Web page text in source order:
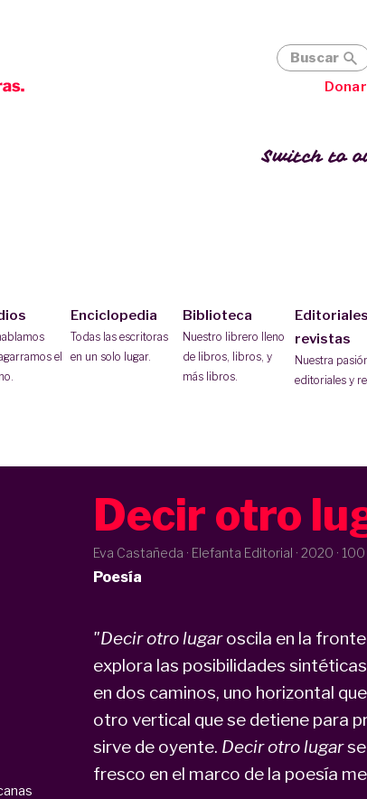
Switch to
el
Enciclopedia
Todas las escritoras
en un solo lugar.
Biblioteca
Nuestro librero lleno
de libros, libros, y
más libros.
revistas
Nuestra
editoriales y
Buscar
Donar
Decir otro
Eva Castañeda · Elefanta Editorial · 2020 ·
Poesía
"Decir otro lugaroscila en la
explora las posibilidades
en dos caminos, uno horizontal
otro vertical que se detiene para
sirve de oyente. Decir otro lugar
fresco en el marco de la poesía